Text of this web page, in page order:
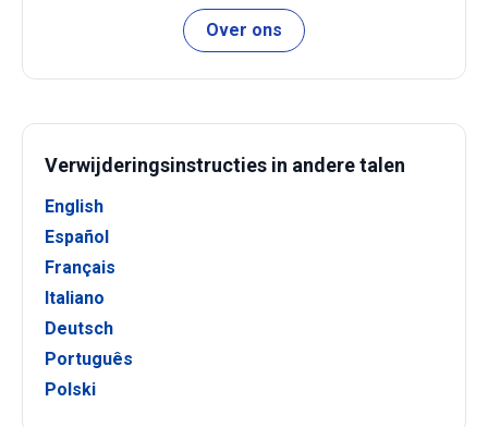
Over ons
Verwijderingsinstructies in andere talen
English
Español
Français
Italiano
Deutsch
Português
Polski